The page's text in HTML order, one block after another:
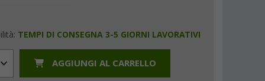
TEMPI DI CONSEGNA 3-5 GIORNI LAVORATIVI
AGGIUNGI AL CARRELLO